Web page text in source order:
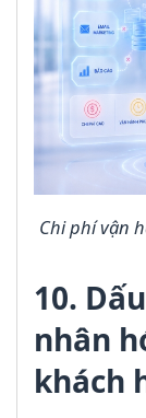
Chi phí vận
10.
nhân
khách